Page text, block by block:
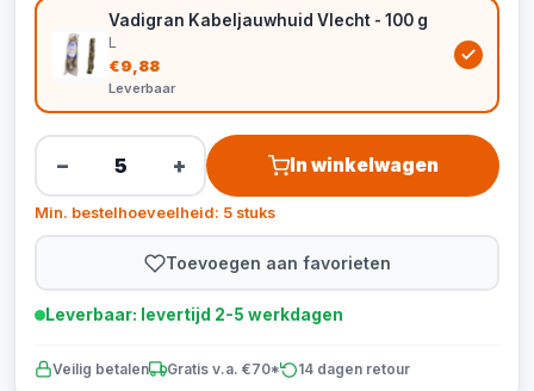
Vadigran Kabeljauwhuid Vlecht - 100 g
L
€9,88
Leverbaar
− + In winkelwagen
Min. bestelhoeveelheid: 5 stuks
Toevoegen aan favorieten
Leverbaar: levertijd 2-5 werkdagen
Veilig betalen Gratis v.a. €70* 14 dagen retour